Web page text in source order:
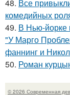
48. Все
комедийных
49. В Нью-йорке
"У Марго
фаннинг и
50. Роман
© 2026 Современная